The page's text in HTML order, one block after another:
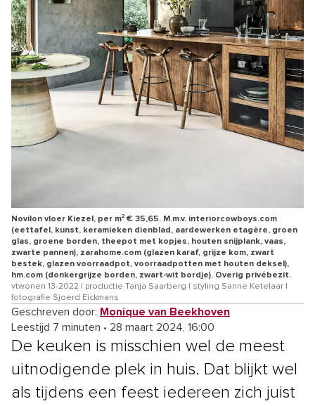
Novilon vloer Kiezel, per m² € 35,65. M.m.v. interiorcowboys.com
(eettafel, kunst, keramieken dienblad, aardewerken etagère, groen
glas, groene borden, theepot met kopjes, houten snijplank, vaas,
zwarte pannen), zarahome.com (glazen karaf, grijze kom, zwart
bestek, glazen voorraadpot, voorraadpotten met houten deksel),
hm.com (donkergrijze borden, zwart-wit bordje). Overig privébezit.
vtwonen 13-2022 | productie Tanja Saarberg | styling Sanne Ketelaar |
fotografie Sjoerd Eickmans
Geschreven door: Monique van Beekhoven
Leestijd 7 minuten • 28 maart 2024, 16:00
De keuken is misschien wel de meest
uitnodigende plek in huis. Dat blijkt wel
als tijdens een feest iedereen zich juist